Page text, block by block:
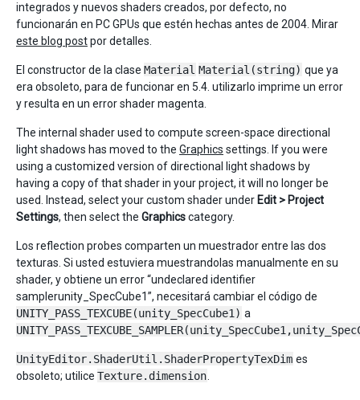
integrados y nuevos shaders creados, por defecto, no
funcionarán en PC GPUs que estén hechas antes de 2004. Mirar
este blog postpor detalles.
El constructor de la clase Material Material(string) que ya
era obsoleto, para de funcionar en 5.4. utilizarlo imprime un error
y resulta en un error shader magenta.
The internal shader used to compute screen-space directional
light shadows has moved to the Graphics settings. If you were
using a customized version of directional light shadows by
having a copy of that shader in your project, it will no longer be
used. Instead, select your custom shader under Edit > Project
Settings, then select the Graphicscategory.
Los reflection probes comparten un muestrador entre las dos
texturas. Si usted estuviera muestrandolas manualmente en su
shader, y obtiene un error “undeclared identifier
samplerunity_SpecCube1”, necesitará cambiar el código de
UNITY_PASS_TEXCUBE(unity_SpecCube1) a
UnityEditor.ShaderUtil.ShaderPropertyTexDim es
obsoleto; utilice Texture.dimension